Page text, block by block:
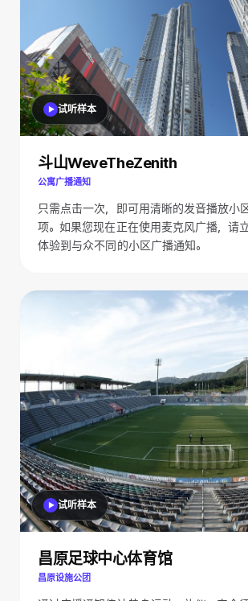
试听样本
斗山WeveTheZenith
公寓广播通知
只需点击一次，即可用清晰的发音播放小
项。如果您现在正在使用麦克风广播，请
体验到与众不同的小区广播通知。
试听样本
昌原足球中心体育馆
昌原设施公团